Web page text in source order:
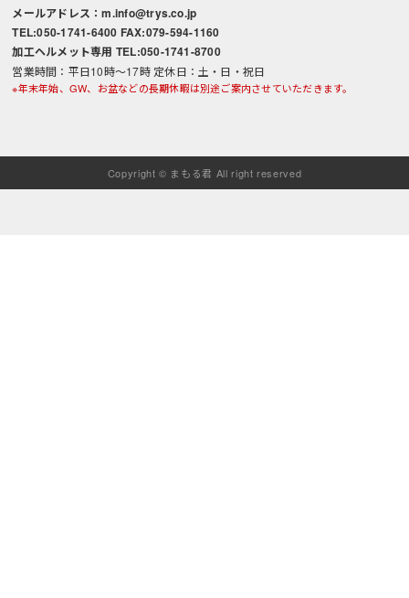
メールアドレス：m.info@trys.co.jp
TEL:050-1741-6400 FAX:079-594-1160
加工ヘルメット専用 TEL:050-1741-8700
営業時間：平日10時～17時 定休日：土・日・祝日
※年末年始、GW、お盆などの長期休暇は別途ご案内させていただきます。
Copyright © まもる君 All right reserved